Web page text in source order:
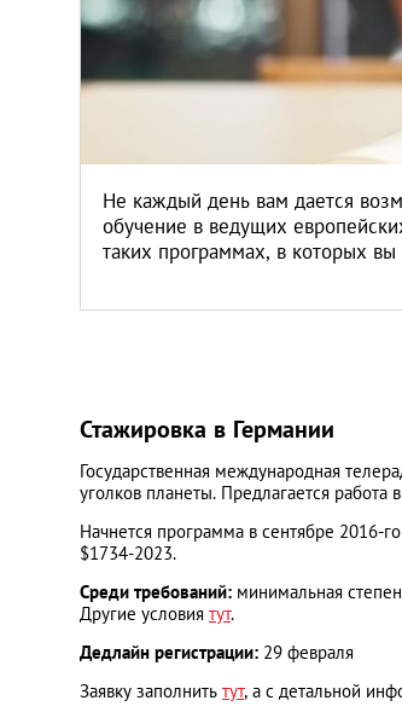
Канада
Латвия
Литва
Португалия
Россия
США
Не каждый день вам дается
обучение в ведущих
таких программах, в которых вы
Стажировка в Германии
Государственная международная
уголков планеты. Предлагается работа
Начнется программа в сентябре 2016-
$1734-2023.
Среди требований: минимальная
Другие условия тут.
Дедлайн регистрации: 29 февраля
Заявку заполнить тут, а с детальной